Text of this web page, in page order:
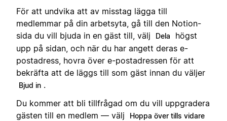
För att undvika att av misstag lägga till
medlemmar på din arbetsyta, gå till den Notion-
sida du vill bjuda in en gäst till, välj
Dela
högst
upp på sidan, och när du har angett deras e-
postadress, hovra över e-postadressen för att
bekräfta att de läggs till som gäst innan du väljer
Bjud in .
Du kommer att bli tillfrågad om du vill uppgradera
gästen till en medlem — välj
Hoppa över tills vidare